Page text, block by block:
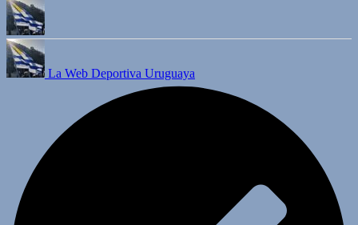
La Web Deportiva Uruguaya